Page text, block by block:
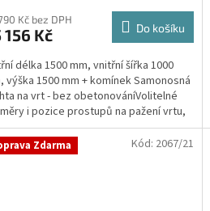
Kč bez DPH
156 Kč Do košíku
délka 1500 mm, vnitřní šířka 1000
výška 1500 mm + komínek Samonosná
na vrt - bez obetonováníVolitelné
i pozice prostupů na pažení vrtu,
i...
Zdarma Kód: 2067/21